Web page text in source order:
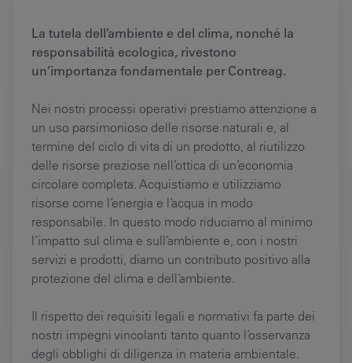
La tutela dell’ambiente e del clima, nonché la
responsabilità ecologica, rivestono
un’importanza fondamentale per Contreag.
Nei nostri processi operativi prestiamo attenzione a
un uso parsimonioso delle risorse naturali e, al
termine del ciclo di vita di un prodotto, al riutilizzo
delle risorse preziose nell’ottica di un’economia
circolare completa. Acquistiamo e utilizziamo
risorse come l’energia e l’acqua in modo
responsabile. In questo modo riduciamo al minimo
l’impatto sul clima e sull’ambiente e, con i nostri
servizi e prodotti, diamo un contributo positivo alla
protezione del clima e dell’ambiente.
Il rispetto dei requisiti legali e normativi fa parte dei
nostri impegni vincolanti tanto quanto l’osservanza
degli obblighi di diligenza in materia ambientale.